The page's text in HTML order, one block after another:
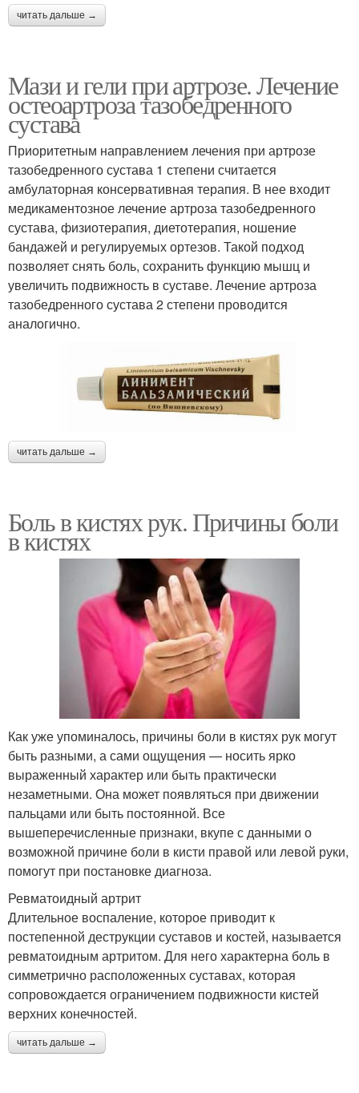
читать дальше →
Мази и гели при артрозе. Лечение
остеоартроза тазобедренного
сустава
Приоритетным направлением лечения при артрозе
тазобедренного сустава 1 степени считается
амбулаторная консервативная терапия. В нее входит
медикаментозное лечение артроза тазобедренного
сустава, физиотерапия, диетотерапия, ношение
бандажей и регулируемых ортезов. Такой подход
позволяет снять боль, сохранить функцию мышц и
увеличить подвижность в суставе. Лечение артроза
тазобедренного сустава 2 степени проводится
аналогично.
читать дальше →
Боль в кистях рук. Причины боли
в кистях
Как уже упоминалось, причины боли в кистях рук могут
быть разными, а сами ощущения — носить ярко
выраженный характер или быть практически
незаметными. Она может появляться при движении
пальцами или быть постоянной. Все
вышеперечисленные признаки, вкупе с данными о
возможной причине боли в кисти правой или левой руки,
помогут при постановке диагноза.
Ревматоидный артрит
Длительное воспаление, которое приводит к
постепенной деструкции суставов и костей, называется
ревматоидным артритом. Для него характерна боль в
симметрично расположенных суставах, которая
сопровождается ограничением подвижности кистей
верхних конечностей.
читать дальше →